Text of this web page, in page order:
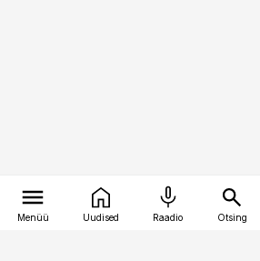
Menüü Uudised Raadio Otsing